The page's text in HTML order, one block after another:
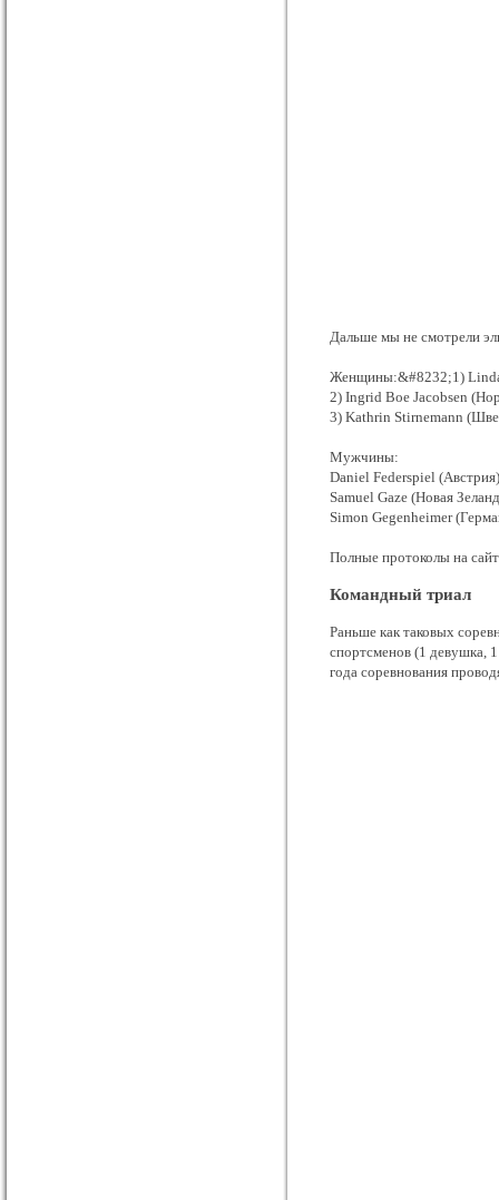
Дальше мы не смотрели
Женщины:&#8232;1)
2) Ingrid Boe Jacobsen
3) Kathrin Stirnemann
Мужчины:
Daniel Federspiel (Австрия)
Samuel Gaze (Новая
Simon Gegenheimer
Полные протоколы на
Командный триал
Раньше как таковых
спортсменов (1 девушка,
года соревнования